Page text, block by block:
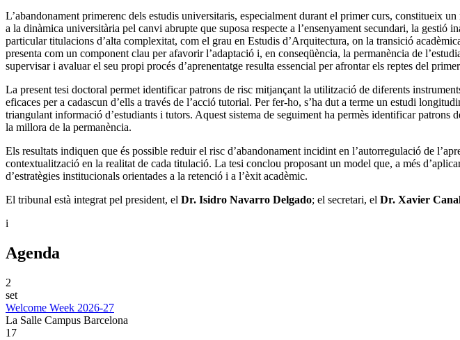
L’abandonament primerenc dels estudis universitaris, especialment durant el primer curs, constitueix
a la dinàmica universitària pel canvi abrupte que suposa respecte a l’ensenyament secundari, la gestió
particular titulacions d’alta complexitat, com el grau en Estudis d’Arquitectura, on la transició
presenta com un component clau per afavorir l’adaptació i, en conseqüència, la permanència de
supervisar i avaluar el seu propi procés d’aprenentatge resulta essencial per afrontar els reptes del
La present tesi doctoral permet identificar patrons de risc mitjançant la utilització de diferents
eficaces per a cadascun d’ells a través de l’acció tutorial. Per fer-ho, s’ha dut a terme un estudi
triangulant informació d’estudiants i tutors. Aquest sistema de seguiment ha permès identificar
la millora de la permanència.
Els resultats indiquen que és possible reduir el risc d’abandonament incidint en l’autorregulació de
contextualització en la realitat de cada titulació. La tesi conclou proposant un model que, a més
d’estratègies institucionals orientades a la retenció i a l’èxit acadèmic.
El tribunal està integrat pel president, el Dr. Isidro Navarro Delgado; el secretari, el Dr. Xavier
i
Agenda
2
set
Welcome Week 2026-27
La Salle Campus Barcelona
17